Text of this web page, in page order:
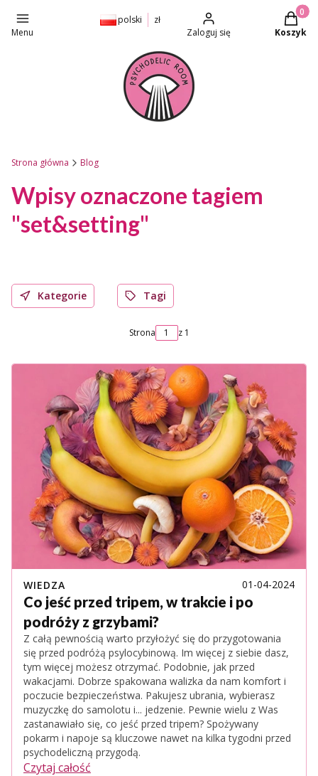
Menu
polski
zł
Zaloguj się
Koszyk
Strona główna Blog
Wpisy oznaczone tagiem
"set&setting"
Kategorie Tagi
Strona z 1
WIEDZA 01-04-2024
Co jeść przed tripem, w trakcie i po
podróży z grzybami?
Z całą pewnością warto przyłożyć się do przygotowania
się przed podróżą psylocybinową. Im więcej z siebie dasz,
tym więcej możesz otrzymać. Podobnie, jak przed
wakacjami. Dobrze spakowana walizka da nam komfort i
poczucie bezpieczeństwa. Pakujesz ubrania, wybierasz
muzyczkę do samolotu i... jedzenie. Pewnie wielu z Was
zastanawiało się, co jeść przed tripem? Spożywany
pokarm i napoje są kluczowe nawet na kilka tygodni przed
psychodeliczną przygodą.
Czytaj całość